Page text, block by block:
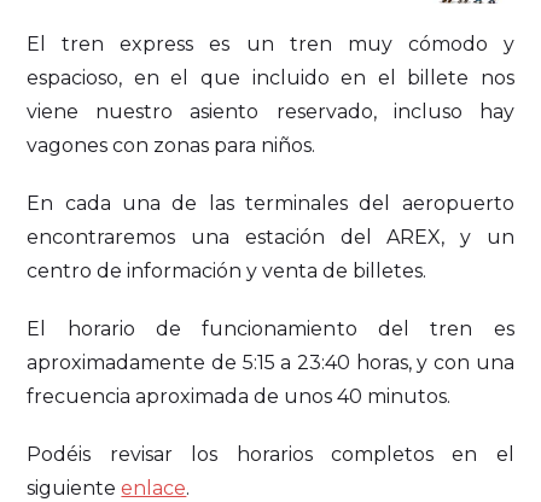
El tren express es un tren muy cómodo y
espacioso, en el que incluido en el billete nos
viene nuestro asiento reservado, incluso hay
vagones con zonas para niños.
En cada una de las terminales del aeropuerto
encontraremos una estación del AREX, y un
centro de información y venta de billetes.
El horario de funcionamiento del tren es
aproximadamente de 5:15 a 23:40 horas, y con una
frecuencia aproximada de unos 40 minutos.
Podéis revisar los horarios completos en el
siguienteenlace.